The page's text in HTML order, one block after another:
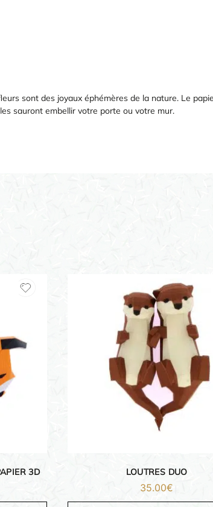
sont des joyaux éphémères de la nature. Le
sauront embellir votre porte ou votre mur.
3D LOUTRES DUO
35.00€